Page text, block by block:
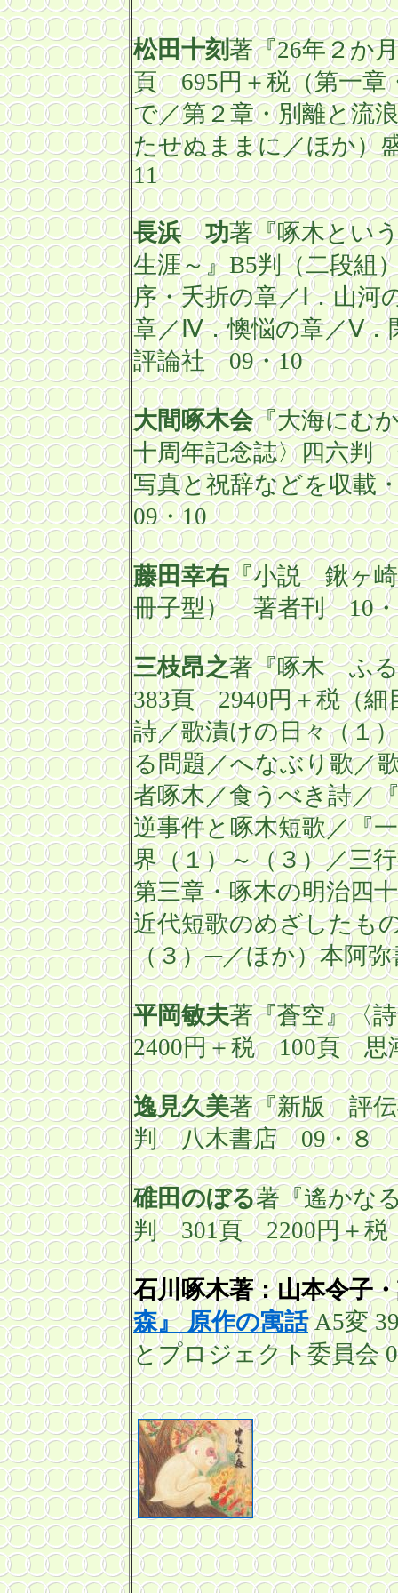
松田十刻著『26年２か
頁695円＋税（第一章
で／第２章・別離と流
たせぬままに／ほか
11
長浜 功著『啄木とい
生涯～』B5判（二段組
序・夭折の章／Ⅰ．山河
章／Ⅳ．懊悩の章／Ⅴ．
評論社 09・10
大間啄木会『大海にむ
十周年記念誌〉四六判
写真と祝辞などを収
09・10
藤田幸右『小説 鍬ヶ
冊子型） 著者刊10・
三枝昂之著『啄木 ふ
383頁2940円＋税（細
詩／歌漬けの日々（１
る問題／へなぶり歌／
者啄木／食うべき詩／
逆事件と啄木短歌／『一
界（１）～（３）／三
第三章・啄木の明治四
近代短歌のめざしたも
（３）─／ほか）本阿
平岡敏夫著『蒼空』〈
2400円＋税100頁
逸見久美著『新版 評
判 八木書店 09・８
碓田のぼる著『遙かな
判301頁2200円＋税
石川啄木著：山本令子
森』 原作の寓話A5変
とプロジェクト委員会